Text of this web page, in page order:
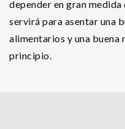
depender en gran
servirá para asentar una
alimentarios y una buena
principio.